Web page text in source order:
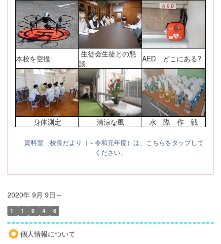
本校を空撮
生徒会生徒との懇
談
AED どこにある?
身体測定 清涼な風 水 際 作 戦
資料室 校長だより（～令和元年度）は、こちらをタップして
ください。
2020年 9月 9日～
1 1 0 4 6
個人情報について